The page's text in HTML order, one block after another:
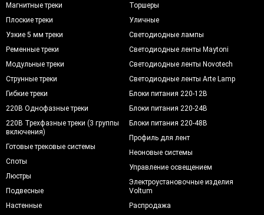
Магнитные треки
Плоские треки
Узкие 5 мм треки
Ременные треки
Модульные треки
Струнные треки
Гибкие треки
220В Однофазные треки
220В Трехфазные треки (3 группы
включения)
Готовые трековые системы
Споты
Люстры
Подвесные
Настенные
Торшеры
Уличные
Светодиодные лампы
Светодиодные ленты Maytoni
Светодиодные ленты Novotech
Светодиодные ленты Arte Lamp
Блоки питания 220-12В
Блоки питания 220-24В
Блоки питания 220-48В
Профиль для лент
Неоновые системы
Управление освещением
Электроустановочные изделия
Voltum
Распродажа